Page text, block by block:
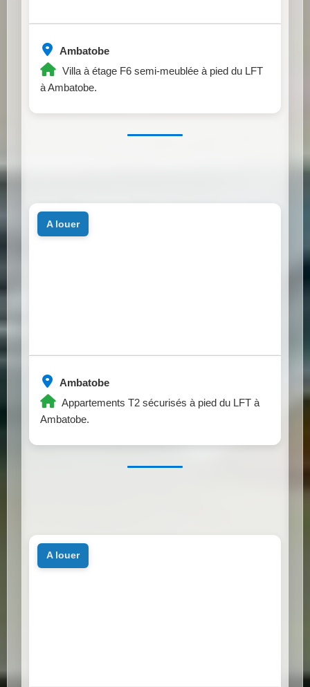
Ambatobe
Villa à étage F6 semi-meublée à pied du LFT
à Ambatobe.
Ambatobe
Appartements T2 sécurisés à pied du LFT à
Ambatobe.
a louer
a louer